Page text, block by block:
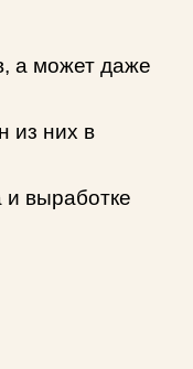
а может даже
из них в
и выработке